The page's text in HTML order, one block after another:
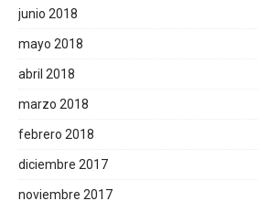
junio 2018
mayo 2018
abril 2018
marzo 2018
febrero 2018
diciembre 2017
noviembre 2017